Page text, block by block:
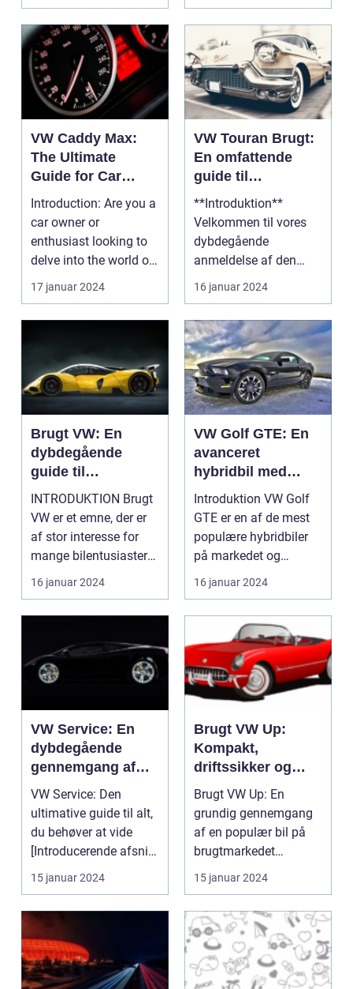
VW Caddy Max:
The Ultimate
Guide for Car
Owners and
Introduction: Are you a
car owner or
enthusiast looking to
delve into the world of
versatile vehicle...
17 januar 2024
VW Touran Brugt:
En omfattende
guide til
bilentusiaster og
potentielle købere
**Introduktion**
Velkommen til vores
dybdegående
anmeldelse af den
populære VW Touran-
brugt. Hvis d...
16 januar 2024
Brugt VW: En
dybdegående
guide til
bilentusiaster og
bil-ejere
INTRODUKTION Brugt
VW er et emne, der er
af stor interesse for
mange bilentusiaster
og bil-ejere. V...
16 januar 2024
VW Golf GTE: En
avanceret
hybridbil med
elektrisk ydeevne
og stilfuldt design
Introduktion VW Golf
GTE er en af de mest
populære hybridbiler
på markedet og
repræsenterer VW's vi...
16 januar 2024
VW Service: En
dybdegående
gennemgang af
bilmærkets
servicehistorie
VW Service: Den
ultimative guide til alt,
du behøver at vide
[Introducerende afsnit
og hook til læs...
15 januar 2024
Brugt VW Up:
Kompakt,
driftssikker og
økonomisk
Brugt VW Up: En
grundig gennemgang
af en populær bil på
brugtmarkedet
Introduktion til Brugt
VW Up...
15 januar 2024